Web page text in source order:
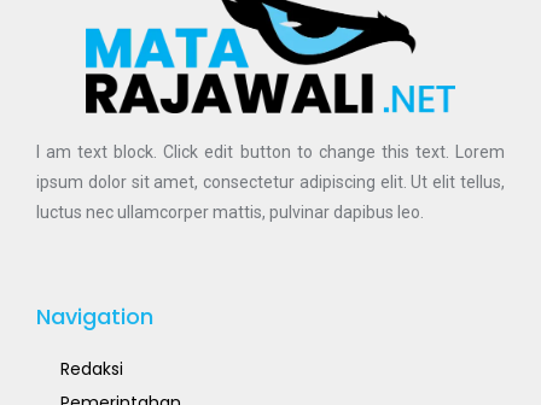
I am text block. Click edit button to change this text. Lorem
ipsum dolor sit amet, consectetur adipiscing elit. Ut elit tellus,
luctus nec ullamcorper mattis, pulvinar dapibus leo.
Navigation
Redaksi